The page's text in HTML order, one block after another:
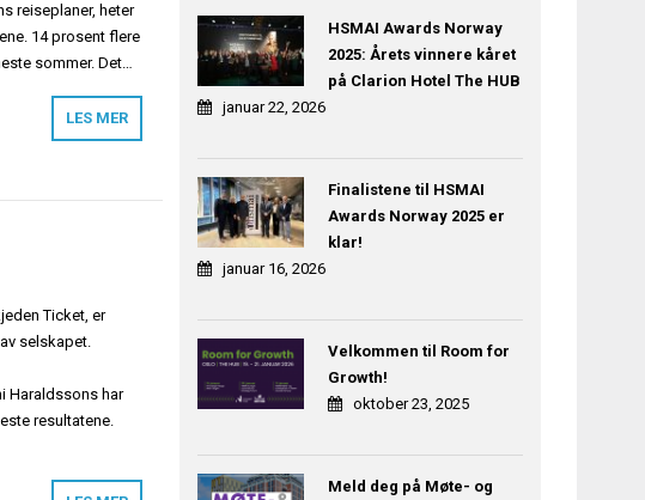
reiseplaner, heter
14 prosent flere
sommer. Det…
LES MER
Ticket, er
selskapet.
Haraldssons har
resultatene.
HSMAI Awards Norway
2025: Årets vinnere kåret
på Clarion Hotel The HUB
januar 22, 2026
Finalistene til HSMAI
Awards Norway 2025 er
klar!
januar 16, 2026
Velkommen til Room for
Growth!
oktober 23, 2025
Meld deg på Møte- og